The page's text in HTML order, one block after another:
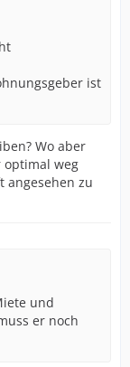
ist
Wo aber
optimal weg
angesehen zu
und
er noch